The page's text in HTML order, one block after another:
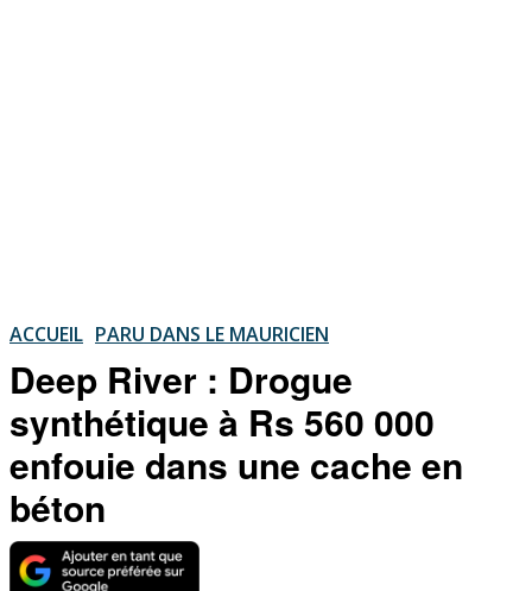
ACCUEIL PARU DANS LE MAURICIEN
Deep River : Drogue
synthétique à Rs 560 000
enfouie dans une cache en
béton